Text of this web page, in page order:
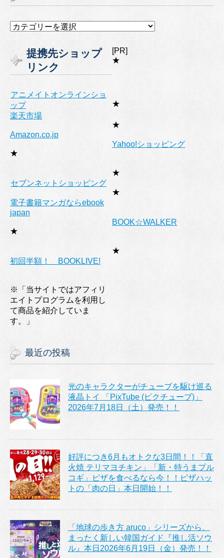
カ
リ
ー
提携先ショップ
リンク
[PR]
★
アニメイトオンラインショ
ップ
★
楽天市場
★
Amazon.co.jp
★
Yahoo!ショッピング
★
セブンネットショッピング
★
電子書籍マンガならebook
japan
★
BOOK☆WALKER
★
初回半額！ BOOKLIVE!
※「当サイトではアフィリ
エイトプログラムを利用し
て商品を紹介していま
す。」
最近の投稿
光のキャラクターがチューブを駆け巡る
液晶トイ 「PixTube (ピクチューブ)」
2026年7月18日（土）発売！！
好評につき6月もオトクな3日間！！「直
火焼 テリマヨチキン」「新・特うまプル
コギ」ピザを食べるなら今！！ピザハッ
トの「肉の日」本日開始！！
「地球の歩き方 aruco」シリーズから、
まったく新しい韓国ガイド『推し活ソウ
ル』本日2026年6月19日（金）発売！！